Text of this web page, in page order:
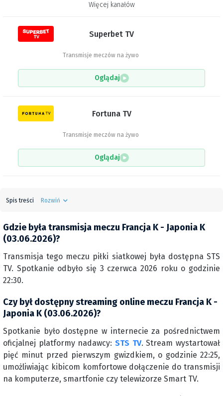
Więcej kanałów
Superbet TV
Transmisje meczów na żywo
Oglądaj
Fortuna TV
Transmisje meczów na żywo
Oglądaj
Spis treści Rozwiń
Gdzie była transmisja meczu Francja K - Japonia K
(03.06.2026)?
Transmisja tego meczu piłki siatkowej była dostępna STS
TV. Spotkanie odbyło się 3 czerwca 2026 roku o godzinie
22:30.
Czy był dostępny streaming online meczu Francja K -
Japonia K (03.06.2026)?
Spotkanie było dostępne w internecie za pośrednictwem
oficjalnej platformy nadawcy: STS TV. Stream wystartował
pięć minut przed pierwszym gwizdkiem, o godzinie 22:25,
umożliwiając kibicom komfortowe dołączenie do transmisji
na komputerze, smartfonie czy telewizorze Smart TV.